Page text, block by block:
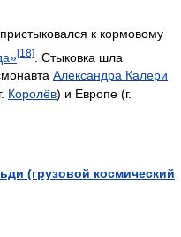
к кормовому
[18]
. Стыковка шла
Александра Калери
Королёв) и Европе (г.
(грузовой космический